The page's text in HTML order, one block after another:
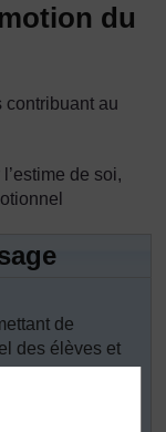
du
contribuant au
de soi,
de
des élèves et